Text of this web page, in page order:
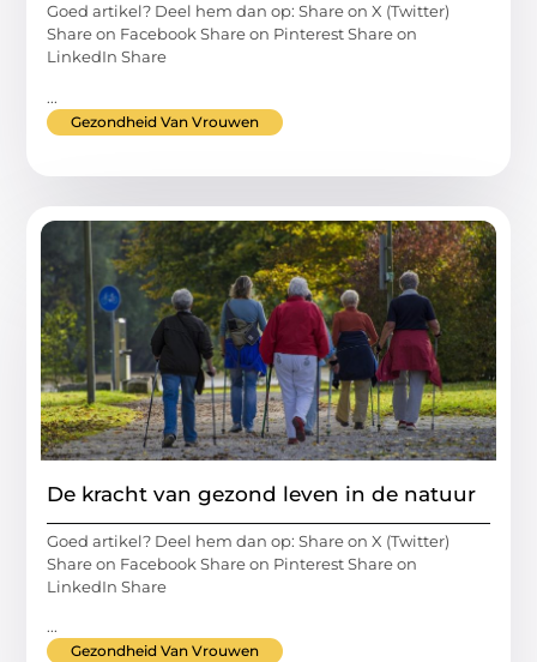
Goed artikel? Deel hem dan op: Share on X (Twitter)
Share on Facebook Share on Pinterest Share on
LinkedIn Share
...
Gezondheid Van Vrouwen
De kracht van gezond leven in de natuur
Goed artikel? Deel hem dan op: Share on X (Twitter)
Share on Facebook Share on Pinterest Share on
LinkedIn Share
...
Gezondheid Van Vrouwen